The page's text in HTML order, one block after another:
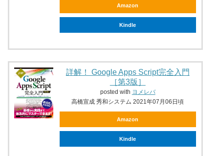
Amazon
Kindle
詳解！ Google Apps Script完全入門
［第3版］
posted with ヨメレバ
高橋宣成 秀和システム 2021年07月06日頃
Amazon
Kindle